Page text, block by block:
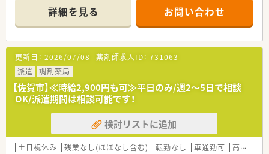
■派遣受入実績もあり派遣就業が初めての方も安心して勤務し
ていただけます。
≪派遣とは？≫
弊社の社員として期間を区切ってお仕事をして頂くシステムで
す。
長期でも短期でも、ご希望に合わせてお仕事をして頂く事が可能
です。
◆こんな方に人気・オススメ
・転職活動中にブランクを空けたくない方
・様々な薬局で経験を積みたい方
・将来的に独立を検討している方
・転居や留学の予定があり、期間を区切って働きたい方
詳細を見る お問い合わせ
更新日： 2026/07/08 薬剤師求人ID： 731063
派遣
調剤薬局
【佐賀市】≪時給2,900円も可≫平日のみ/週2～5日で相談
OK/派遣期間は相談可能です！
検討リストに追加
土日祝休み 残業なし(ほぼなし含む) 転勤なし 車通勤可 高時給(2,500円以上)